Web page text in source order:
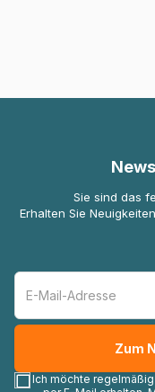
Sie sind das
Erhalten Sie
Ich möchte